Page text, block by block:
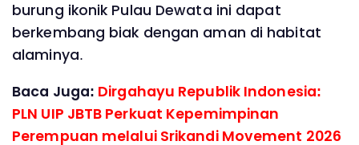
burung ikonik Pulau Dewata ini dapat
berkembang biak dengan aman di habitat
alaminya.
Baca Juga: Dirgahayu Republik Indonesia:
PLN UIP JBTB Perkuat Kepemimpinan
Perempuan melalui Srikandi Movement 2026